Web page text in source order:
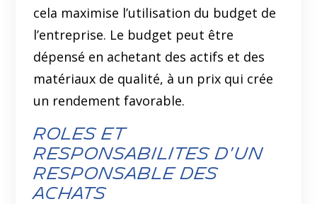
cela maximise l’utilisation du budget de
l’entreprise. Le budget peut être
dépensé en achetant des actifs et des
matériaux de qualité, à un prix qui crée
un rendement favorable.
roles et
responsabilites d'un
responsable des
achats